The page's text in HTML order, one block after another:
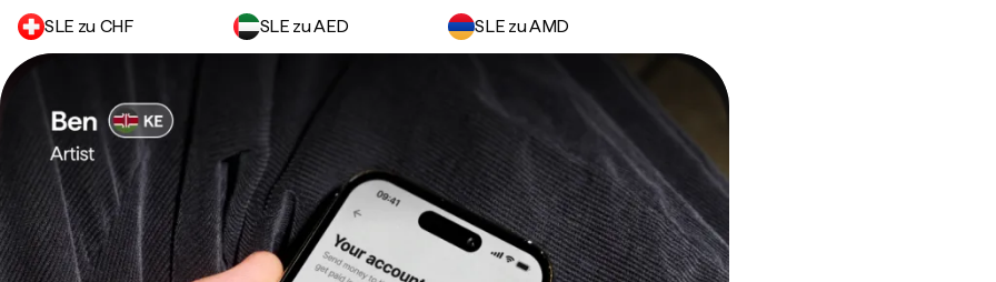
SLE zu CHF SLE zu AED SLE zu AMD